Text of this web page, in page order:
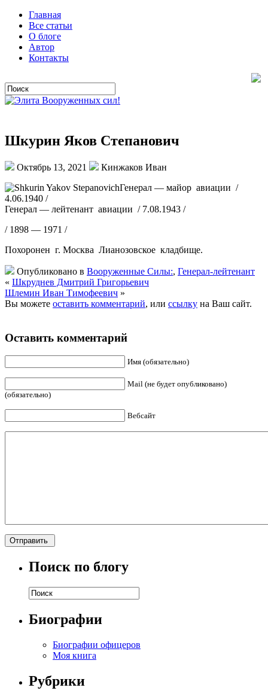
Главная
Все статьи
О блоге
Автор
Контакты
Шкурин Яков Степанович
Октябрь 13, 2021
Кинжаков Иван
Генерал — майор авиации /
4.06.1940 /
Генерал — лейтенант авиации / 7.08.1943 /
/ 1898 — 1971 /
Похоронен г. Москва Лианозовское кладбище.
Опубликовано в Вооруженные Силы:, Генерал-лейтенант
« Шкруднев Дмитрий Григорьевич
Шлемин Иван Тимофеевич »
Вы можете оставить комментарий, или ссылку на Ваш сайт.
Оставить комментарий
Имя (обязательно)
Mail (не будет опубликовано)
(обязательно)
Вебсайт
Поиск по блогу
Биографии
Биографии офицеров
Моя книга
Рубрики